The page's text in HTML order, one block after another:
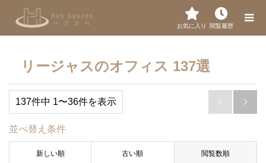
お気に入り 閲覧履歴
リージャスのオフィス 137選
137件中 1〜36件を表示  
並べ替え条件
新しい順 古い順 閲覧数順